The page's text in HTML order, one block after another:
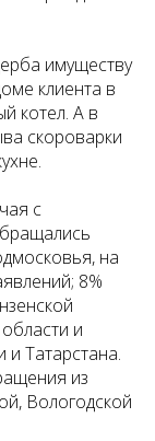
имуществу
клиента в
котел. А в
скороварки
с
на
8%
и
Татарстана.
из
Вологодской